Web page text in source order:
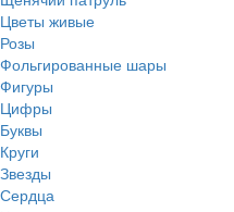
Цветы живые
Розы
Фольгированные шары
Фигуры
Цифры
Буквы
Круги
Звезды
Сердца